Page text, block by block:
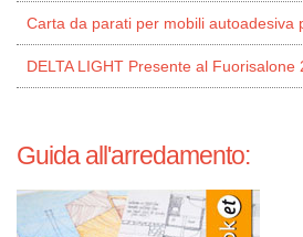
Carta da parati per mobili autoadesiva
DELTA LIGHT Presente al Fuorisalone
Guida all'arredamento: